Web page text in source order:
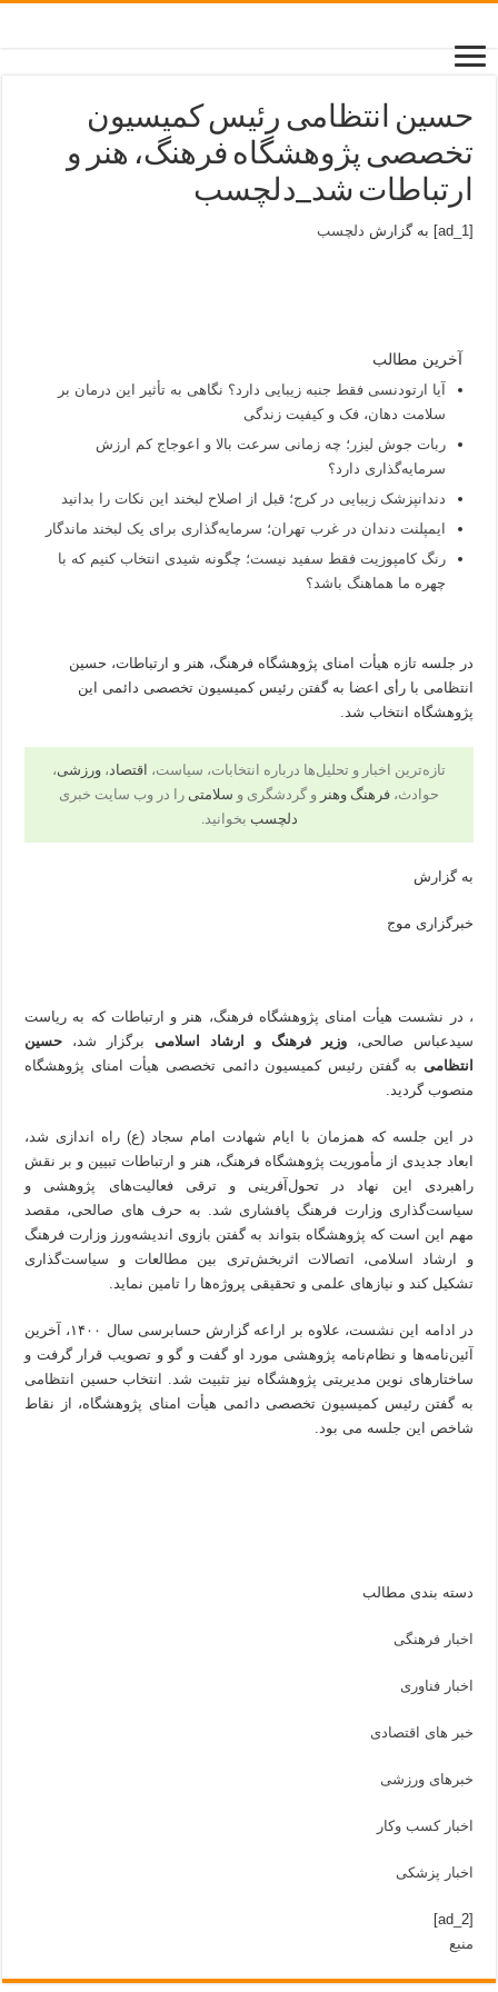
حسین انتظامی رئیس کمیسیون
تخصصی پژوهشگاه فرهنگ، هنر و
ارتباطات شد_دلچسب
[ad_1] به گزارش دلچسب
آخرین مطالب
آیا ارتودنسی فقط جنبه زیبایی دارد؟ نگاهی به تأثیر این درمان بر
سلامت دهان، فک و کیفیت زندگی
ربات جوش لیزر؛ چه زمانی سرعت بالا و اعوجاج کم ارزش
سرمایه‌گذاری دارد؟
دندانپزشک زیبایی در کرج؛ قبل از اصلاح لبخند این نکات را بدانید
ایمپلنت دندان در غرب تهران؛ سرمایه‌گذاری برای یک لبخند ماندگار
رنگ کامپوزیت فقط سفید نیست؛ چگونه شیدی انتخاب کنیم که با
چهره ما هماهنگ باشد؟
در جلسه تازه هیأت امنای پژوهشگاه فرهنگ، هنر و ارتباطات، حسین
انتظامی با رأی اعضا به گفتن رئیس کمیسیون تخصصی دائمی این
پژوهشگاه انتخاب شد.
تازه‌ترین اخبار و تحلیل‌ها درباره انتخابات، سیاست، اقتصاد، ورزشی،
حوادث، فرهنگ وهنر و گردشگری و سلامتی را در وب سایت خبری
دلچسب بخوانید.
به گزارش
خبرگزاری موج
، در نشست هیأت امنای پژوهشگاه فرهنگ، هنر و ارتباطات که به ریاست
سیدعباس صالحی،وزیر فرهنگ و ارشاد اسلامیبرگزار شد، حسین
انتظامی به گفتن رئیس کمیسیون دائمی تخصصی هیأت امنای پژوهشگاه
منصوب گردید.
در این جلسه که همزمان با ایام شهادت امام سجاد (ع) راه اندازی شد،
ابعاد جدیدی از مأموریت پژوهشگاه فرهنگ، هنر و ارتباطات تبیین و بر نقش
راهبردی این نهاد در تحول‌آفرینی و ترقی فعالیت‌های پژوهشی و
سیاست‌گذاری وزارت فرهنگ پافشاری شد. به حرف های صالحی، مقصد
مهم این است که پژوهشگاه بتواند به گفتن بازوی اندیشه‌ورز وزارت فرهنگ
و ارشاد اسلامی، اتصالات اثربخش‌تری بین مطالعات و سیاست‌گذاری
تشکیل کند و نیازهای علمی و تحقیقی پروژه‌ها را تامین نماید.
در ادامه این نشست، علاوه بر اراعه گزارش حسابرسی سال ۱۴۰۰، آخرین
آئین‌نامه‌ها و نظام‌نامه پژوهشی مورد او گفت و گو و تصویب قرار گرفت و
ساختارهای نوین مدیریتی پژوهشگاه نیز تثبیت شد. انتخاب حسین انتظامی
به گفتن رئیس کمیسیون تخصصی دائمی هیأت امنای پژوهشگاه، از نقاط
شاخص این جلسه می بود.
دسته بندی مطالب
اخبار فرهنگی
اخبار فناوری
خبر های اقتصادی
خبرهای ورزشی
اخبار کسب وکار
اخبار پزشکی
[ad_2]
منبع